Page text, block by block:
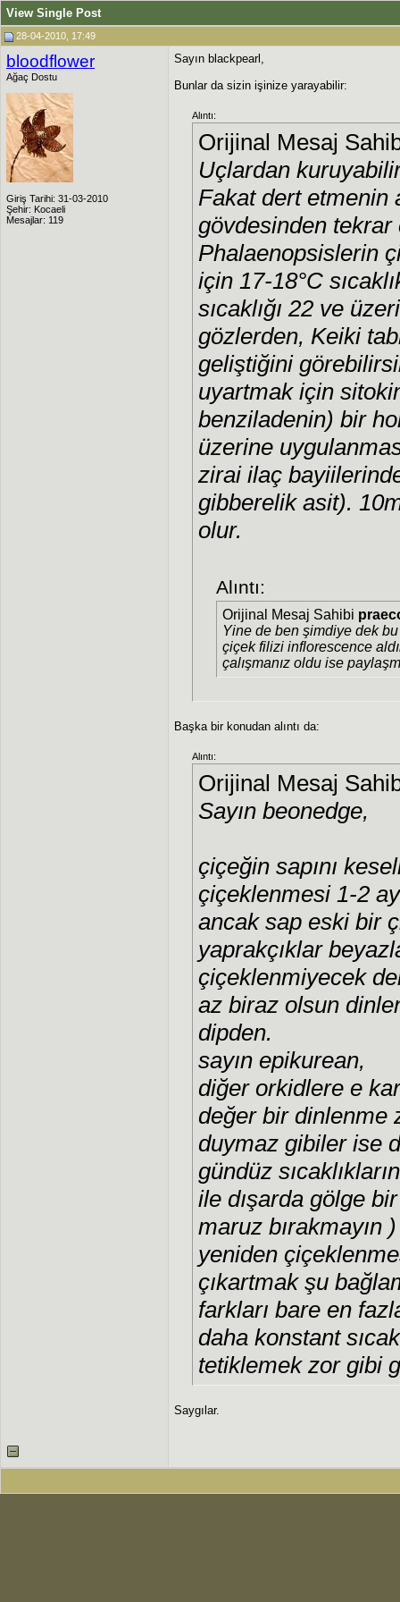
View Single Post
28-04-2010, 17:49
bloodflower
Ağaç Dostu
Giriş Tarihi: 31-03-2010
Şehir: Kocaeli
Mesajlar: 119
Sayın blackpearl,
Bunlar da sizin işinize yarayabilir:
Alıntı:
Orijinal Mesaj
Uçlardan
Fakat dert etmenin
gövdesinden tekrar
Phalaenopsislerin
için 17-18°C
sıcaklığı 22 ve
gözlerden, Keiki
geliştiğini
uyartmak için
benziladenin) bir
üzerine
zirai ilaç
gibberelik asit).
olur.
Alıntı:
Orijinal Mesaj Sahibi
Yine de ben şimdiye dek
çiçek filizi inflorescence
çalışmanız oldu ise
Başka bir konudan alıntı da:
Alıntı:
Orijinal Mesaj
Sayın beonedge,
çiçeğin sapını
çiçeklenmesi 1-2
ancak sap eski bir
yaprakçıklar
çiçeklenmiyecek
az biraz olsun
dipden.
sayın epikurean,
diğer orkidlere e
değer bir dinlenme
duymaz gibiler ise
gündüz
ile dışarda gölge
maruz bırakmayın
yeniden
çıkartmak şu
farkları bare en
daha konstant
tetiklemek zor gibi
Saygılar.